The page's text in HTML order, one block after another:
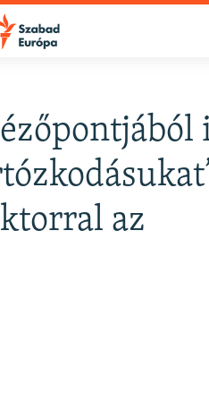
az
Apple Podcasts